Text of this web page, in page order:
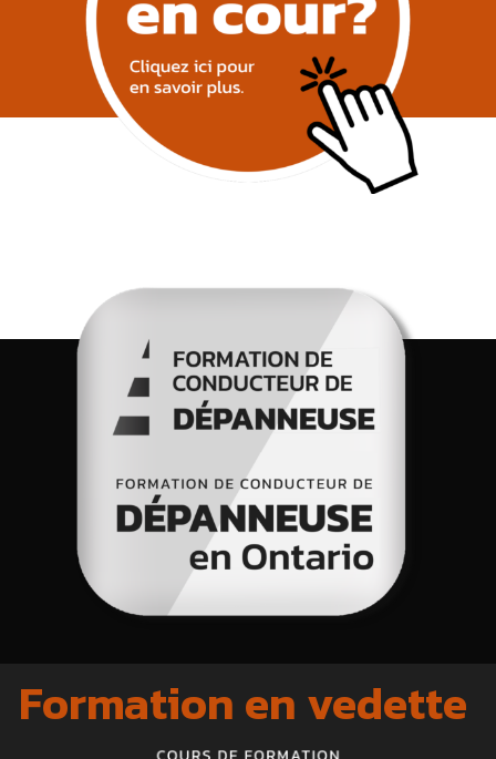
Formation en vedette